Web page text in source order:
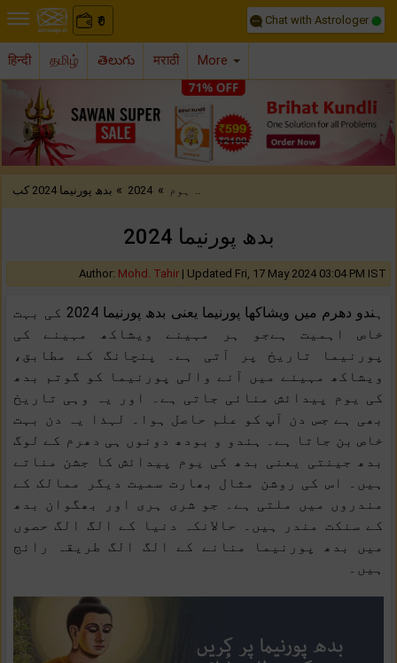
₹
0 Chat with Astrologer
हिन्दी தமிழ் తెలుగు मराठी More
Previous
ہوم »
2024
»
بدھ پورنیما 2024
Author: Mohd. Tahir | Updated Fri, 17 May 2024 03:04 PM IST
ہندو دھرم میں ویشاکھا پورنیما یعنی بدھ پورنیما 2024 کی بہت
خاص اہمیت ہےجو ہر مہینے ویشاکھ مہینے کی
پورنیما تاریخ پر آتی ہے۔ پنچانگ کے مطابق،
ویشاکھ مہینے میں آنے والی پورنیما کو گوتم بدھ
کی یوم پیدائش منائی جاتی ہے۔ اور یہ وہی تاریخ
بھی ہے جس دن آپ کو علم حاصل ہوا۔ لہذا یہ دن بہت
خاص بن جاتا ہے۔ ہندو و بودھ دونوں ہی دھرم کے لوگ
بدھ جینتی یعنی بدھ کی یوم پیدائش کا جشن مناتے
ہیں۔ اس کی روشن مثال بھارت سمیت دیگر ممالک کے
مندروں میں ملتی ہے۔ جو شری ہری اور بھگوان بدھ
کے سنکت مندر ہیں۔ حالانکہ دنیا کے الگ الگ حصوں
میں بدھ پورنیما منانے کے الگ الگ طریقہ رائج
ہیں۔